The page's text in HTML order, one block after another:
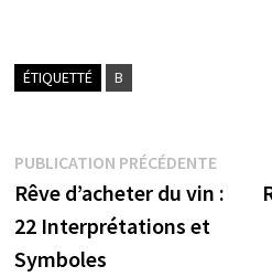
ÉTIQUETTÉ B
Navigation
de
l’article
PUBLICATION PRÉCÉDENTE
Rêve d’acheter du vin :
22 Interprétations et
Symboles